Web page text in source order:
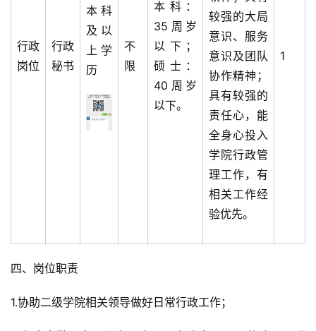
行政
岗位
行政
秘书
本科
及以
上学
历
不
限
本科：
35周岁
以下；
硕士：
40周岁
以下。
较强的大局
意识、服务
意识及团队
协作精神；
具有较强的
责任心，能
全身心投入
学院行政管
理工作，有
相关工作经
验优先。
1
四、岗位职责
1.协助二级学院相关领导做好日常行政工作；